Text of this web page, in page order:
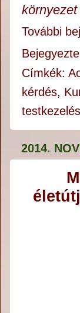
További
Címkék:
kérdés,
testkezelés
2014.